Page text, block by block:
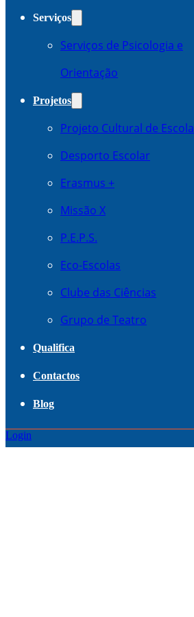
Serviços
Serviços de Psicologia e
Orientação
Projetos
Projeto Cultural de Escola
Desporto Escolar
Erasmus +
Missão X
P.E.P.S.
Eco-Escolas
Clube das Ciências
Grupo de Teatro
Qualifica
Contactos
Blog
Login